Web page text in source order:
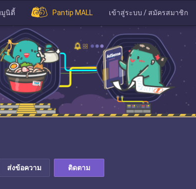
มูนิตี้ Pantip MALL เข้าสู่ระบบ / สมัครสมาชิก
ส่งข้อความ ติดตาม